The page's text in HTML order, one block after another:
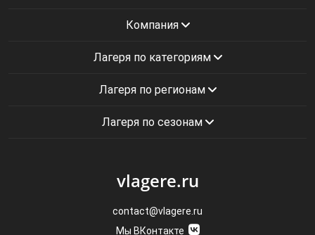
Компания
Лагеря по категориям
Лагеря по регионам
Лагеря по сезонам
vlagere.ru
contact@vlagere.ru
Мы ВКонтакте